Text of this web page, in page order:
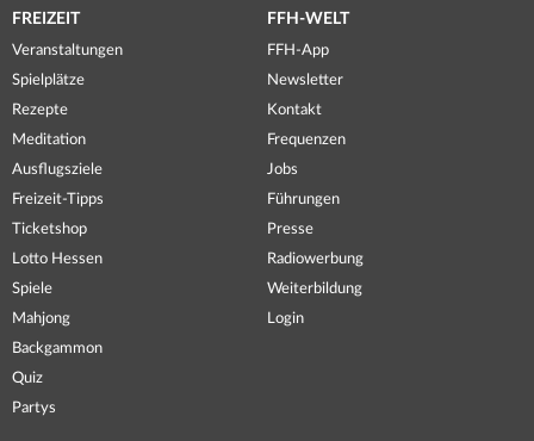
FREIZEIT
Veranstaltungen
Spielplätze
Rezepte
Meditation
Ausflugsziele
Freizeit-Tipps
Ticketshop
Lotto Hessen
Spiele
Mahjong
Backgammon
Quiz
Partys
FFH-WELT
FFH-App
Newsletter
Kontakt
Frequenzen
Jobs
Führungen
Presse
Radiowerbung
Weiterbildung
Login